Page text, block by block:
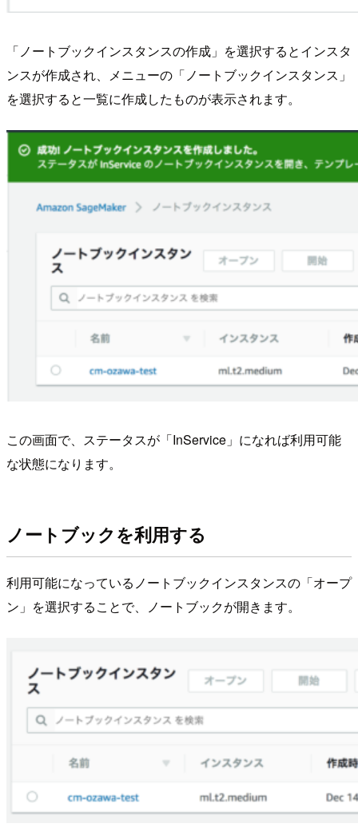
「ノートブックインスタンスの作成」を選択するとインスタ
ンスが作成され、メニューの「ノートブックインスタンス」
を選択すると一覧に作成したものが表示されます。
この画面で、ステータスが「InService」になれば利用可能
な状態になります。
ノートブックを利用する
利用可能になっているノートブックインスタンスの「オープ
ン」を選択することで、ノートブックが開きます。